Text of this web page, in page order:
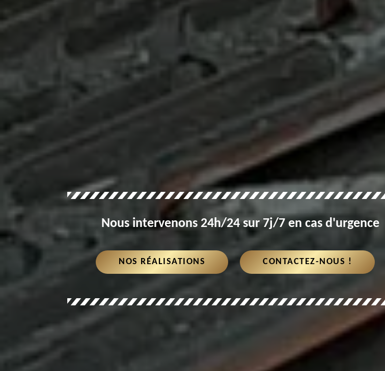
Nous intervenons 24h/24 sur 7j/7 en cas d'urgence
NOS RÉALISATIONS CONTACTEZ-NOUS !